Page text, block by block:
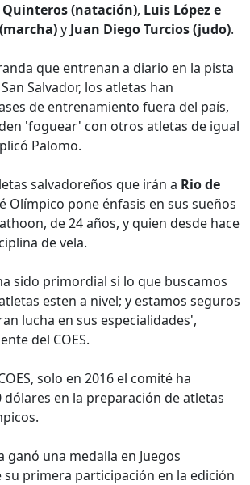
Quinteros (natación), Luis López e
y Juan Diego Turcios (judo).
que entrenan a diario en la pista
Salvador, los atletas han
de entrenamiento fuera del país,
'foguear' con otros atletas de igual
Palomo.
salvadoreños que irán a Rio de
Olímpico pone énfasis en sus sueños
de 24 años, y quien desde hace
de vela.
sido primordial si lo que buscamos
esten a nivel; y estamos seguros
lucha en sus especialidades',
del COES.
solo en 2016 el comité ha
dólares en la preparación de atletas
ganó una medalla en Juegos
su primera participación en la edición